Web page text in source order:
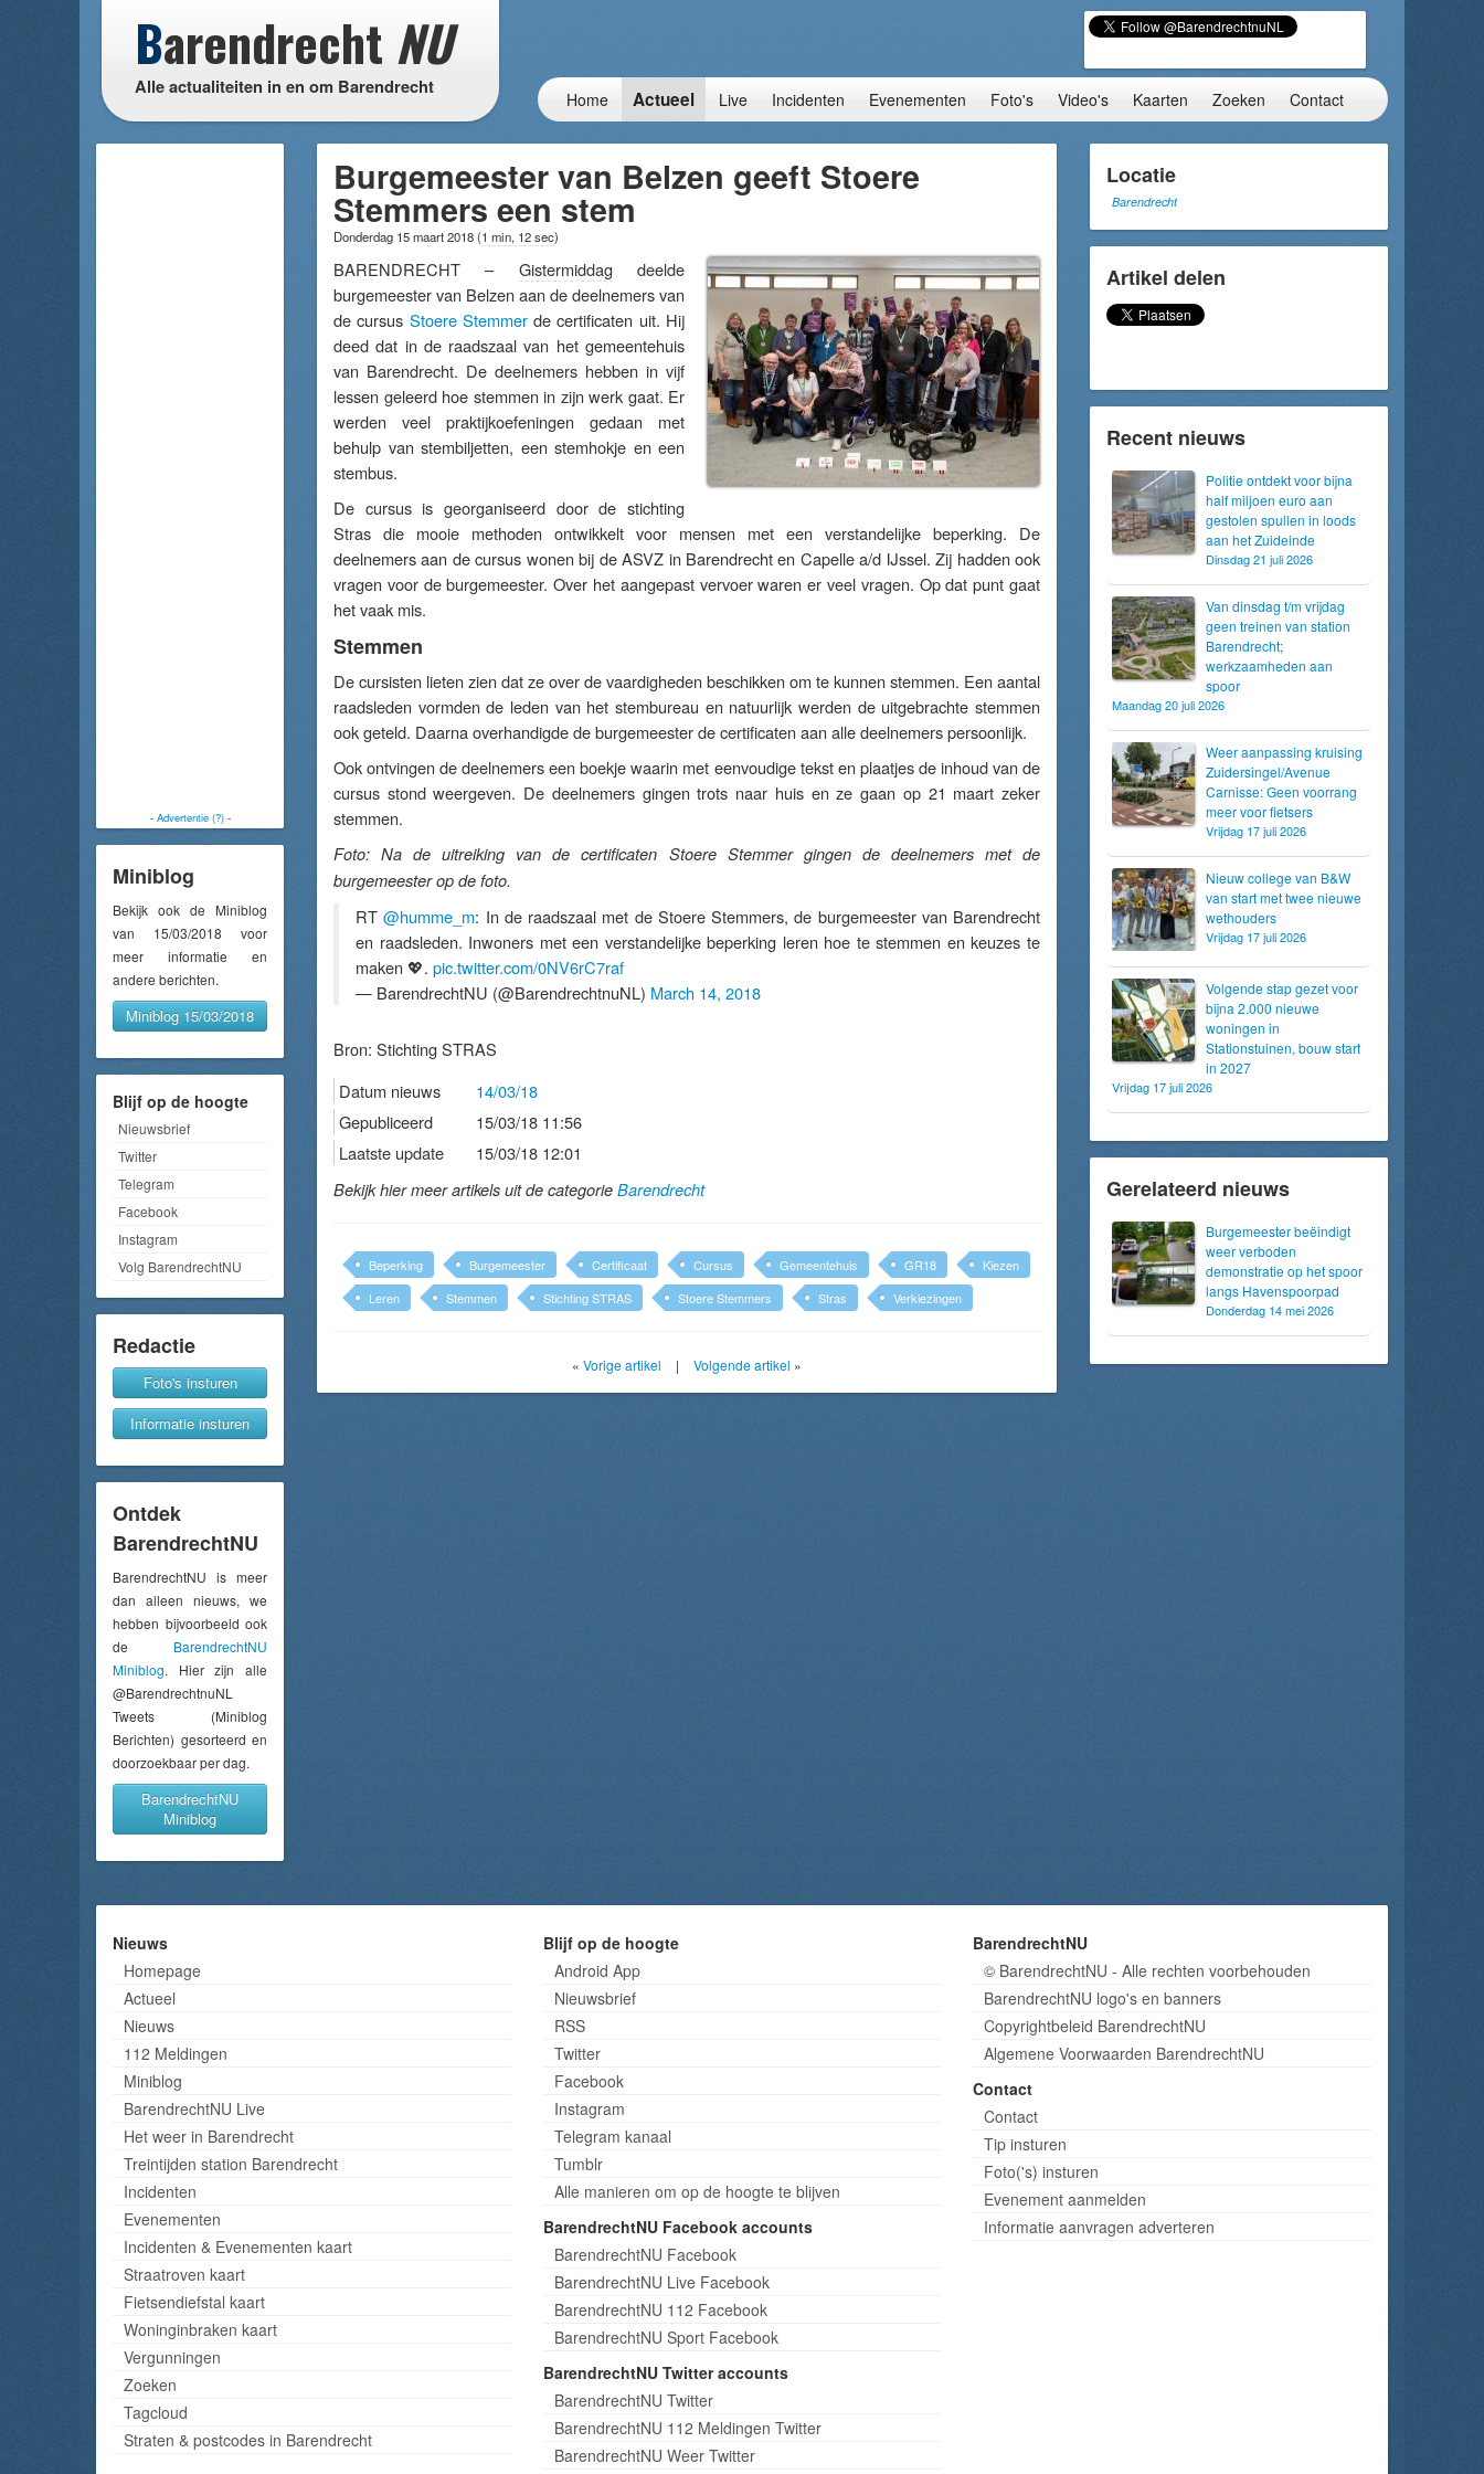
Barendrecht NU
Alle actualiteiten in en om Barendrecht
Home Actueel Live Incidenten Evenementen Foto's Video's Kaarten Zoeken Contact
- Advertentie (?)-
Miniblog
Bekijk ook de Miniblog
van 15/03/2018 voor
meer informatie en
andere berichten.
Miniblog 15/03/2018
Blijf op de hoogte
Nieuwsbrief
Twitter
Telegram
Facebook
Instagram
Volg BarendrechtNU
Redactie
Foto's insturen
Informatie insturen
Ontdek
BarendrechtNU
BarendrechtNU is meer
dan alleen nieuws, we
hebben bijvoorbeeld ook
de BarendrechtNU
Miniblog. Hier zijn alle
@BarendrechtnuNL
Tweets (Miniblog
Berichten) gesorteerd en
doorzoekbaar per dag.
BarendrechtNU
Miniblog
Burgemeester van Belzen geeft Stoere
Stemmers een stem
Donderdag 15 maart 2018(1 min, 12 sec)
BARENDRECHT – Gistermiddagdeelde
burgemeester van Belzen aan de deelnemers van
de cursus Stoere Stemmerde certificaten uit. Hij
deed dat in de raadszaal van het gemeentehuis
van Barendrecht. De deelnemers hebben in vijf
lessen geleerd hoe stemmen in zijn werk gaat. Er
werden veel praktijkoefeningen gedaan met
behulp van stembiljetten, een stemhokje en een
stembus.
De cursus is georganiseerd door de stichting
Stras die mooie methoden ontwikkelt voor mensen met een verstandelijke beperking. De
deelnemers aan de cursus wonen bij de ASVZ in Barendrecht en Capelle a/d IJssel. Zij hadden ook
vragen voor de burgemeester. Over het aangepast vervoer waren er veel vragen. Op dat punt gaat
het vaak mis.
Stemmen
De cursisten lieten zien dat ze over de vaardigheden beschikken om te kunnen stemmen. Een aantal
raadsleden vormden de leden van het stembureau en natuurlijk werden de uitgebrachte stemmen
ook geteld. Daarna overhandigde de burgemeester de certificaten aan alle deelnemers persoonlijk.
Ook ontvingen de deelnemers een boekje waarin met eenvoudige tekst en plaatjes de inhoud van de
cursus stond weergeven. De deelnemers gingen trots naar huis en ze gaan op 21 maart zeker
stemmen.
Foto: Na de uitreiking van de certificaten Stoere Stemmer gingen de deelnemers met de
burgemeester op de foto.
RT@humme_m: In de raadszaal met de Stoere Stemmers, de burgemeester van Barendrecht
en raadsleden. Inwoners met een verstandelijke beperking leren hoe te stemmen en keuzes te
maken 💖. pic.twitter.com/0NV6rC7raf
— BarendrechtNU (@BarendrechtnuNL) March 14, 2018
Bron: Stichting STRAS
Datum nieuws
14/03/18
Gepubliceerd
15/03/18 11:56
Laatste update
15/03/18 12:01
Bekijk hier meer artikels uit de categorie Barendrecht
Beperking Burgemeester Certificaat Cursus Gemeentehuis GR18
Kiezen
Leren
Stemmen Stichting STRAS Stoere Stemmers Stras Verkiezingen
« Vorige artikel | Volgende artikel »
Locatie
Barendrecht
Artikel delen
Recent nieuws
Politie ontdekt voor bijna
half miljoen euro aan
gestolen spullen in loods
aan het Zuideinde
Dinsdag 21 juli 2026
Van dinsdag t/m vrijdag
geen treinen van station
Barendrecht;
werkzaamheden aan
spoor
Maandag 20 juli 2026
Weer aanpassing kruising
Zuidersingel/Avenue
Carnisse: Geen voorrang
meer voor fietsers
Vrijdag 17 juli 2026
Nieuw college van B&W
van start met twee nieuwe
wethouders
Vrijdag 17 juli 2026
Volgende stap gezet voor
bijna 2.000 nieuwe
woningen in
Stationstuinen, bouw start
in 2027
Vrijdag 17 juli 2026
Gerelateerd nieuws
Burgemeester beëindigt
weer verboden
demonstratie op het spoor
langs Havenspoorpad
Donderdag 14 mei 2026
Nieuws
Homepage
Actueel
Nieuws
112 Meldingen
Miniblog
BarendrechtNU Live
Het weer in Barendrecht
Treintijden station Barendrecht
Incidenten
Evenementen
Incidenten & Evenementen kaart
Straatroven kaart
Fietsendiefstal kaart
Woninginbraken kaart
Vergunningen
Zoeken
Tagcloud
Straten & postcodes in Barendrecht
Blijf op de hoogte
Android App
Nieuwsbrief
RSS
Twitter
Facebook
Instagram
Telegram kanaal
Tumblr
Alle manieren om op de hoogte te blijven
BarendrechtNU Facebook accounts
BarendrechtNU Facebook
BarendrechtNU Live Facebook
BarendrechtNU 112 Facebook
BarendrechtNU Sport Facebook
BarendrechtNU Twitter accounts
BarendrechtNU Twitter
BarendrechtNU 112 Meldingen Twitter
BarendrechtNU Weer Twitter
BarendrechtNU
© BarendrechtNU - Alle rechten voorbehouden
BarendrechtNU logo's en banners
Copyrightbeleid BarendrechtNU
Algemene Voorwaarden BarendrechtNU
Contact
Contact
Tip insturen
Foto('s) insturen
Evenement aanmelden
Informatie aanvragen adverteren